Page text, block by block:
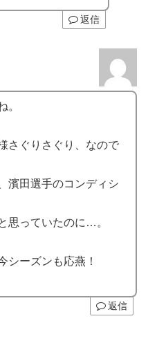
返信
。
さぐりさぐり、なので
濱田選手のコンディシ
思っていたのに…。
シーズンも応燕！
返信